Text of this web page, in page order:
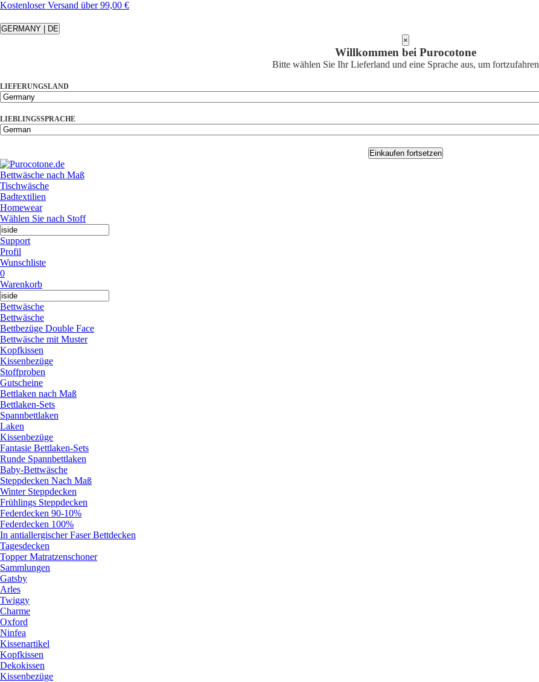
Kostenloser Versand über 99,00 €
GERMANY | DE
×
Willkommen bei Purocotone
Bitte wählen Sie Ihr Lieferland und eine Sprache aus, um fortzufahren
LIEFERUNGSLAND
LIEBLINGSSPRACHE
Einkaufen fortsetzen
Bettwäsche nach Maß
Tischwäsche
Badtextilien
Homewear
Wählen Sie nach Stoff
Support
Profil
Wunschliste
0
Warenkorb
Bettwäsche
Bettwäsche
Bettbezüge Double Face
Bettwäsche mit Muster
Kopfkissen
Kissenbezüge
Stoffproben
Gutscheine
Bettlaken nach Maß
Bettlaken-Sets
Spannbettlaken
Laken
Kissenbezüge
Fantasie Bettlaken-Sets
Runde Spannbettlaken
Baby-Bettwäsche
Steppdecken Nach Maß
Winter Steppdecken
Frühlings Steppdecken
Federdecken 90-10%
Federdecken 100%
In antiallergischer Faser Bettdecken
Tagesdecken
Topper Matratzenschoner
Sammlungen
Gatsby
Arles
Twiggy
Charme
Oxford
Ninfea
Kissenartikel
Kopfkissen
Dekokissen
Kissenbezüge